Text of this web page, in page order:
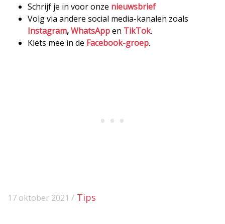
Schrijf je in voor onze nieuwsbrief
Volg via andere social media-kanalen zoals
Instagram,WhatsAppen TikTok.
Klets mee in de Facebook-groep.
17 oktober 2021 / Tips